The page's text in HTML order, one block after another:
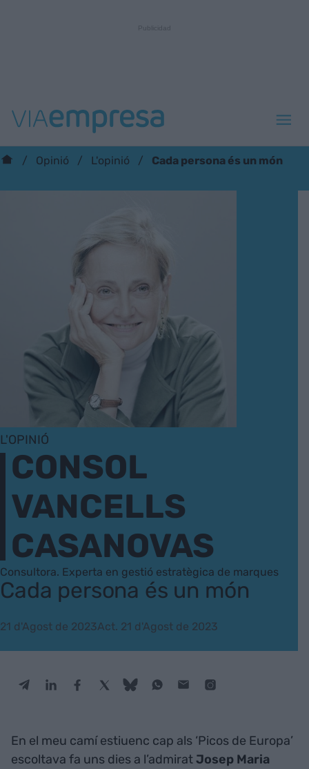
Opinió L'opinió Cada persona és un món
L'OPINIÓ
CONSOL
VANCELLS
CASANOVAS
Consultora. Experta en gestió estratègica de marques
Cada persona és un món
21 d'Agost de 2023Act. 21 d'Agost de 2023
En el meu camí estiuenc cap als ‘Picos de Europa’
escoltava fa uns dies a l’admiratJosep Maria